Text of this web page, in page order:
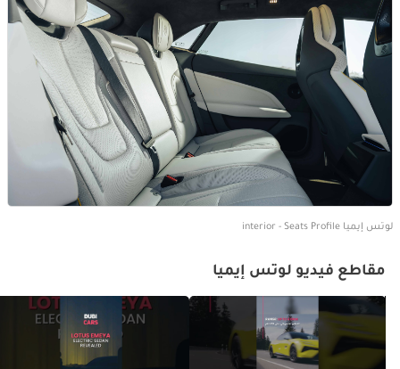
لوتس إيميا interior - Seats Profile
مقاطع فيديو لوتس إيميا